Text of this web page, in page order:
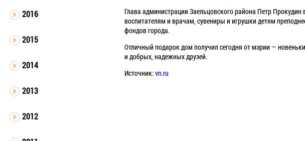
2016
2015
2014
2013
2012
Глава администрации Заельцовского района Петр
воспитателям и врачам, сувениры и игрушки детям
фондов города.
Отличный подарок дом получил сегодня от мэрии —
и добрых, надежных друзей.
Источник:vn.ru